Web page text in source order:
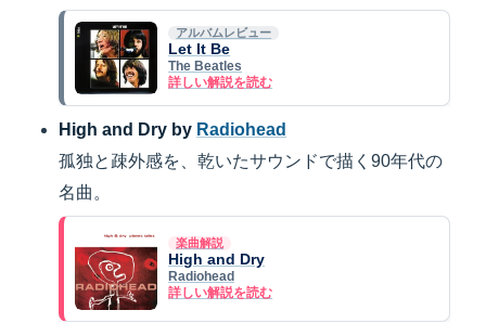
アルバムレビュー
Let It Be
The Beatles
詳しい解説を読む
High and Dry by Radiohead
孤独と疎外感を、乾いたサウンドで描く90年代の
名曲。
楽曲解説
High and Dry
Radiohead
詳しい解説を読む